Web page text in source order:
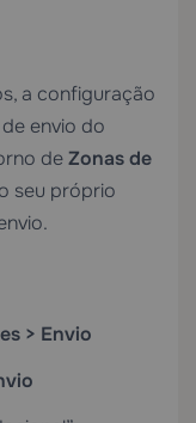
a configuração
envio do
deZonas de
seu próprio
> Envio